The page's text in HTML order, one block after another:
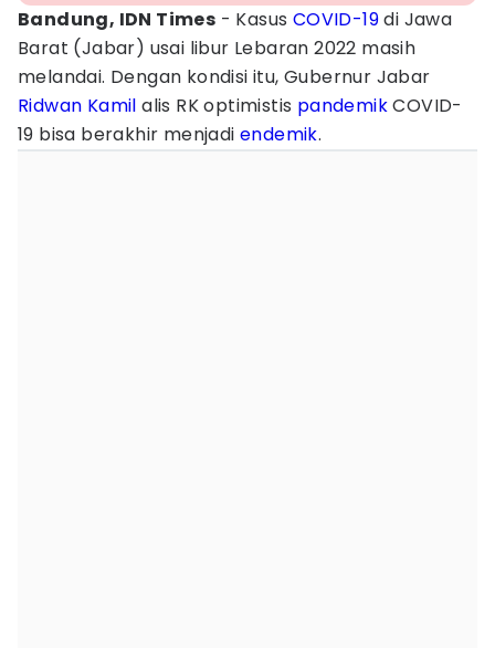
Bandung, IDN Times - Kasus COVID-19di Jawa
Barat (Jabar) usai libur Lebaran 2022 masih
melandai. Dengan kondisi itu, Gubernur Jabar
Ridwan Kamil alis RK optimistis pandemikCOVID-
19 bisa berakhir menjadi endemik.